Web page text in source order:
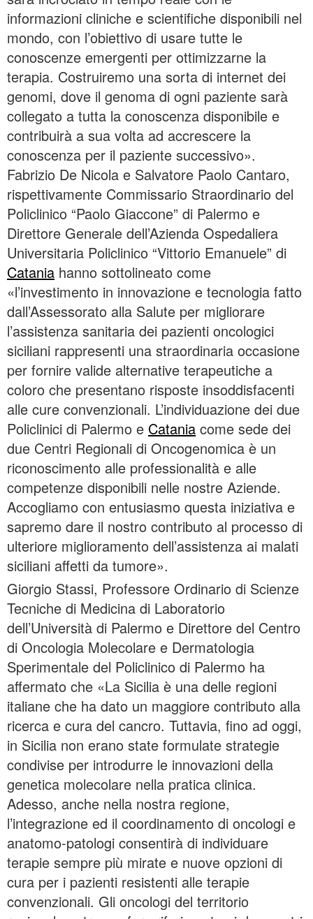
informazioni cliniche e scientifiche disponibili nel
mondo, con l’obiettivo di usare tutte le
conoscenze emergenti per ottimizzarne la
terapia. Costruiremo una sorta di internet dei
genomi, dove il genoma di ogni paziente sarà
collegato a tutta la conoscenza disponibile e
contribuirà a sua volta ad accrescere la
conoscenza per il paziente successivo».
Fabrizio De Nicola e Salvatore Paolo Cantaro,
rispettivamente Commissario Straordinario del
Policlinico “Paolo Giaccone” di Palermo e
Direttore Generale dell’Azienda Ospedaliera
Universitaria Policlinico “Vittorio Emanuele” di
Catania hanno sottolineato come
«l’investimento in innovazione e tecnologia fatto
dall’Assessorato alla Salute per migliorare
l’assistenza sanitaria dei pazienti oncologici
siciliani rappresenti una straordinaria occasione
per fornire valide alternative terapeutiche a
coloro che presentano risposte insoddisfacenti
alle cure convenzionali. L’individuazione dei due
Policlinici di Palermo e Catania come sede dei
due Centri Regionali di Oncogenomica è un
riconoscimento alle professionalità e alle
competenze disponibili nelle nostre Aziende.
Accogliamo con entusiasmo questa iniziativa e
sapremo dare il nostro contributo al processo di
ulteriore miglioramento dell’assistenza ai malati
siciliani affetti da tumore».
Giorgio Stassi, Professore Ordinario di Scienze
Tecniche di Medicina di Laboratorio
dell’Università di Palermo e Direttore del Centro
di Oncologia Molecolare e Dermatologia
Sperimentale del Policlinico di Palermo ha
affermato che «La Sicilia è una delle regioni
italiane che ha dato un maggiore contributo alla
ricerca e cura del cancro. Tuttavia, fino ad oggi,
in Sicilia non erano state formulate strategie
condivise per introdurre le innovazioni della
genetica molecolare nella pratica clinica.
Adesso, anche nella nostra regione,
l’integrazione ed il coordinamento di oncologi e
anatomo-patologi consentirà di individuare
terapie sempre più mirate e nuove opzioni di
cura per i pazienti resistenti alle terapie
convenzionali. Gli oncologi del territorio